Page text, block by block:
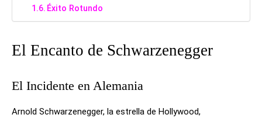
Éxito Rotundo
El Encanto de Schwarzenegger
El Incidente en Alemania
Arnold Schwarzenegger, la estrella de Hollywood,